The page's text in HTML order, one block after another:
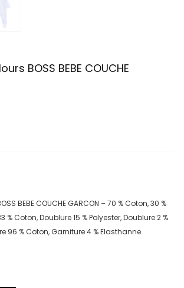
BOSS BEBE COUCHE
BEBE COUCHE GARCON – 70 % Coton, 30 %
% Coton, Doublure 15 % Polyester, Doublure 2 %
96 % Coton, Garniture 4 % Elasthanne